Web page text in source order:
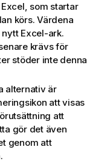
som startar
körs. Värdena
Excel-ark.
krävs för
stöder inte denna
alternativ är
att visas
att
gör det även
genom att